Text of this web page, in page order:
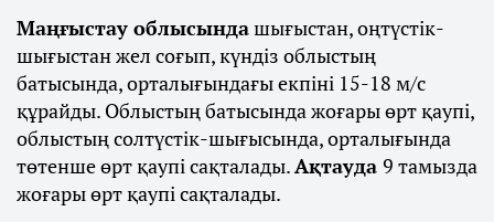
Маңғыстау облысындашығыстан, оңтүстік-
шығыстан жел соғып, күндіз облыстың
батысында, орталығындағы екпіні 15-18 м/с
құрайды. Облыстың батысында жоғары өрт қаупі,
облыстың солтүстік-шығысында, орталығында
төтенше өрт қаупі сақталады.Ақтауда 9 тамызда
жоғары өрт қаупі сақталады.